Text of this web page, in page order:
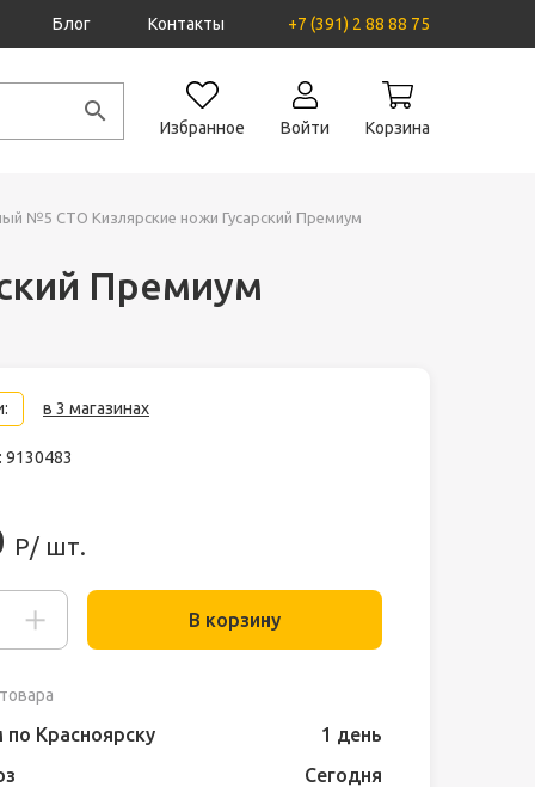
Блог Контакты +7 (391) 2 88 88 75
Избранное Войти Корзина
№5 СТО Кизлярские ножи Гусарский Премиум
Премиум
в 3 магазинах
9130483
Р/ шт.
В корзину
Красноярску
1 день
Сегодня